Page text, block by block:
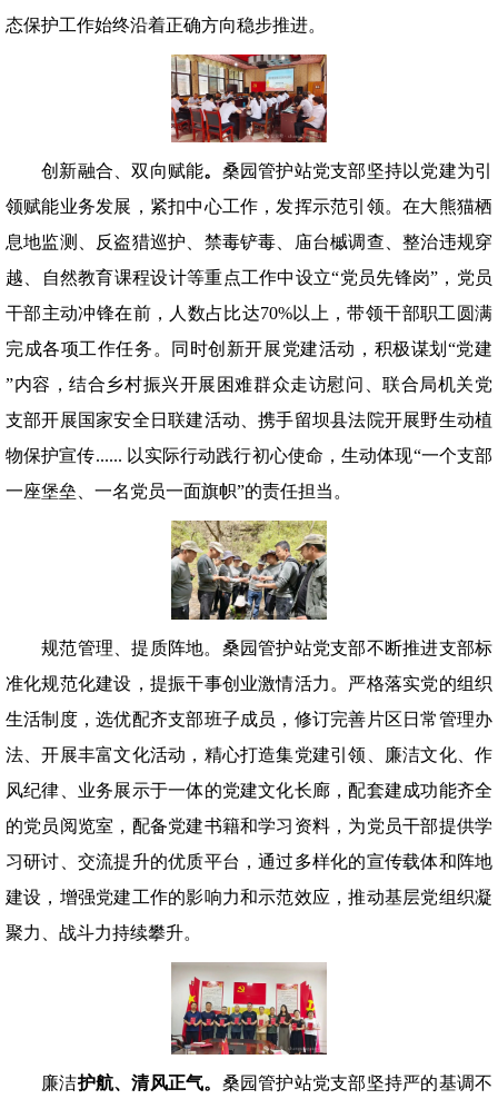
态保护工作始终沿着正确方向稳步推进。
创新融合、双向赋能。 桑园管护站党支部坚持以党建为引
领赋能业务发展，紧扣中心工作，发挥示范引领。在大熊猫栖
息地监测、反盗猎巡护、禁毒铲毒、庙台槭调查、整治违规穿
越、自然教育课程设计等重点工作中设立“党员先锋岗”，党员
干部主动冲锋在前，人数占比达70%以上，带领干部职工圆满
完成各项工作任务。同时创新开展党建活动，积极谋划“党建
”内容，结合乡村振兴开展困难群众走访慰问、联合局机关党
支部开展国家安全日联建活动、携手留坝县法院开展野生动植
物保护宣传...... 以实际行动践行初心使命，生动体现“一个支部
一座堡垒、一名党员一面旗帜”的责任担当。
规范管理、提质阵地。桑园管护站党支部不断推进支部标
准化规范化建设，提振干事创业激情活力。严格落实党的组织
生活制度，选优配齐支部班子成员，修订完善片区日常管理办
法、开展丰富文化活动，精心打造集党建引领、廉洁文化、作
风纪律、业务展示于一体的党建文化长廊，配套建成功能齐全
的党员阅览室，配备党建书籍和学习资料，为党员干部提供学
习研讨、交流提升的优质平台，通过多样化的宣传载体和阵地
建设，增强党建工作的影响力和示范效应，推动基层党组织凝
聚力、战斗力持续攀升。
廉洁护航、清风正气。 桑园管护站党支部坚持严的基调不